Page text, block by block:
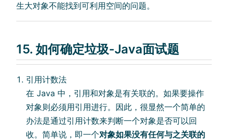
生大对象不能找到可利用空间的问题。
15. 如何确定垃圾-Java面试题
引用计数法
在 Java 中，引用和对象是有关联的。如果要操作
对象则必须用引用进行。因此，很显然一个简单的
办法是通过引用计数来判断一个对象是否可以回
收。简单说，即一个对象如果没有任何与之关联的